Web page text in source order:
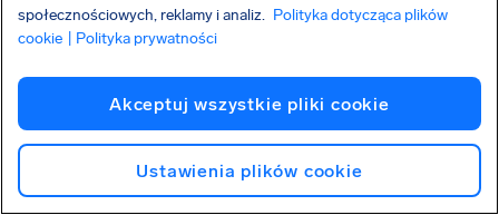
Podróżuj wygodniej z naszą
swoje prawa pasażera i odbierz do 600 €
społecznościowych, reklamy i analiz. Polityka dotycząca plików
cookie
| Polityka prywatności
Akceptuj wszystkie pliki cookie
Ustawienia plików cookie